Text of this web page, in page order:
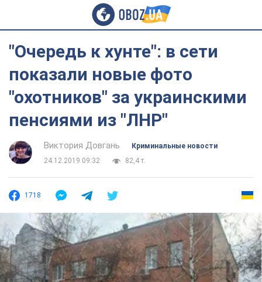
"Очередь к хунте": в сети
показали новые фото
"охотников" за украинскими
пенсиями из "ЛНР"
Виктория Довгань
Криминальные новости
24.12.2019 09:32
82,4 т.
1718